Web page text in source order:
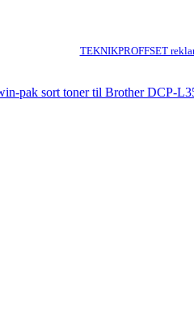
TEKNIKPROFFSET
pak sort toner til Brother DCP-